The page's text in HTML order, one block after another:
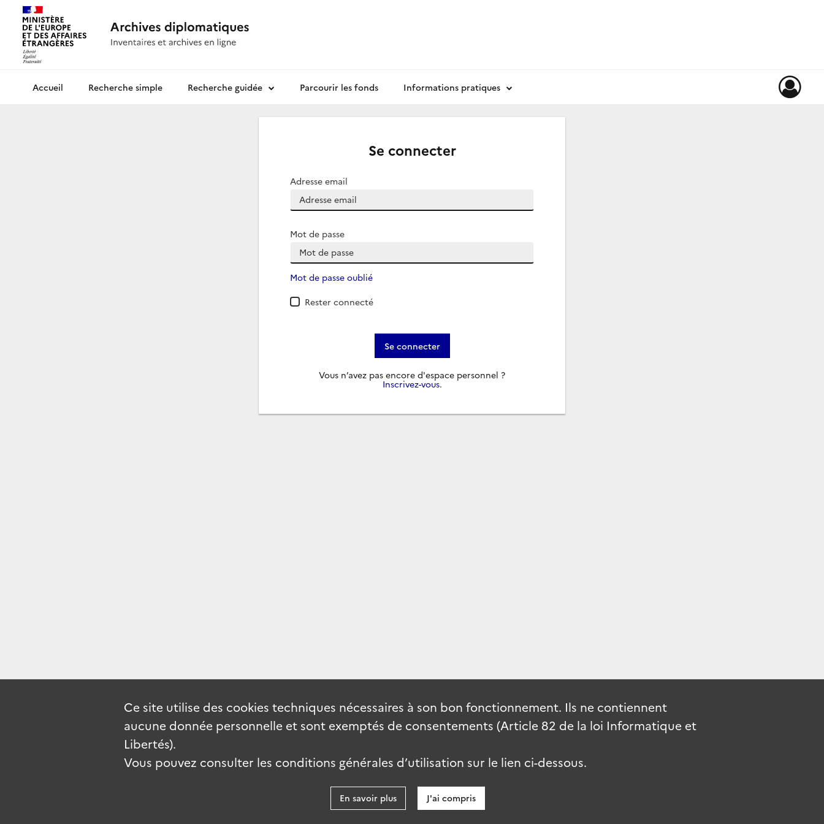
Archives diplomatiquesRecherche simple Recherche guidée Parcourir les fonds Informations pratiques
Se connecter
Adresse email
Mot de passe
Mot de passe oublié
Rester connecté
Se connecter
Vous n’avez pas encore d'espace personnel ?
Inscrivez-vous.
Ce site utilise des cookies techniques nécessaires à son bon fonctionnement. Ils ne contiennent
aucune donnée personnelle et sont exemptés de consentements (Article 82 de la loi Informatique et
Libertés).
Vous pouvez consulter les conditions générales d’utilisation sur le lien ci-dessous.
En savoir plus J'ai compris